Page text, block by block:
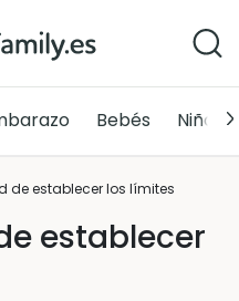
Bebés Niños
de establecer los límites
establecer